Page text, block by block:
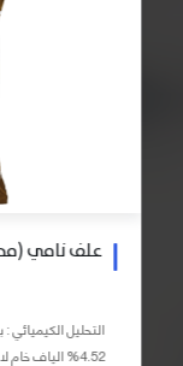
علف نامي